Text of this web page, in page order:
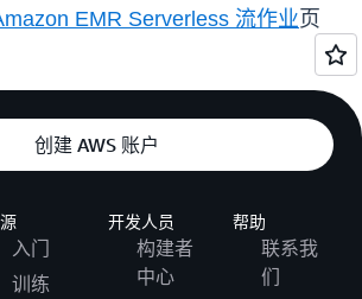
EMR Serverless 流作业 页
创建 AWS 账户
入门
训练
开发人员
构建者
中心
帮助
联系我
们